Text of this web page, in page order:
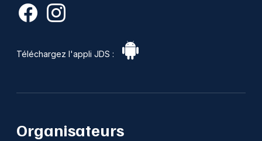
Téléchargez l'appli JDS :
Organisateurs